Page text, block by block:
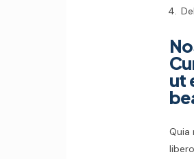
ut
Quia